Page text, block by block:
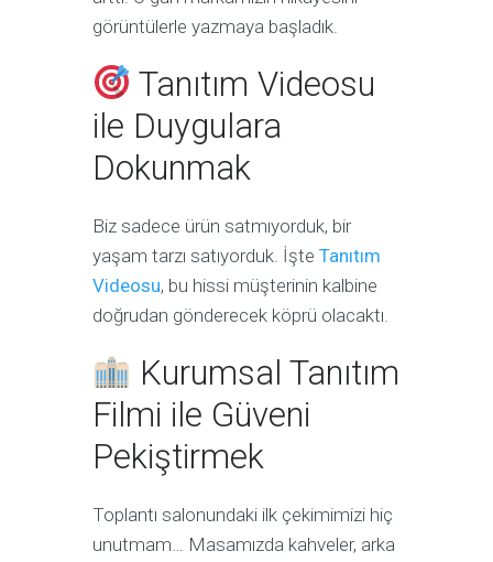
görüntülerle yazmaya başladık.
Tanıtım Videosu
ile Duygulara
Dokunmak
Biz sadece ürün satmıyorduk, bir
yaşam tarzı satıyorduk. İşte Tanıtım
Videosu, bu hissi müşterinin kalbine
doğrudan gönderecek köprü olacaktı.
Kurumsal Tanıtım
Filmi ile Güveni
Pekiştirmek
Toplantı salonundaki ilk çekimimizi hiç
unutmam… Masamızda kahveler, arka